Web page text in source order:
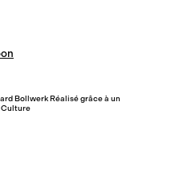
Bollwerk Réalisé grâce à un
Culture